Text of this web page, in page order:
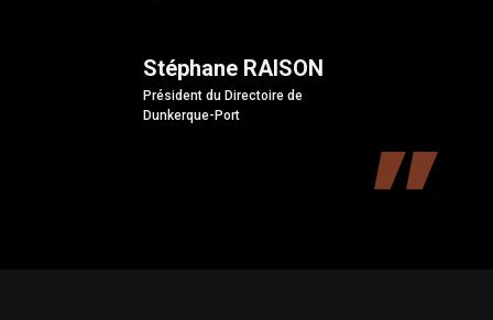
Stéphane RAISON
Président du Directoire de
Dunkerque-Port